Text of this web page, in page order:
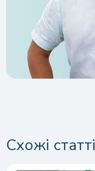
Схожі статті